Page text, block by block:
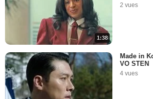
1:38
2 vues
Made in
VO STEN
4 vues